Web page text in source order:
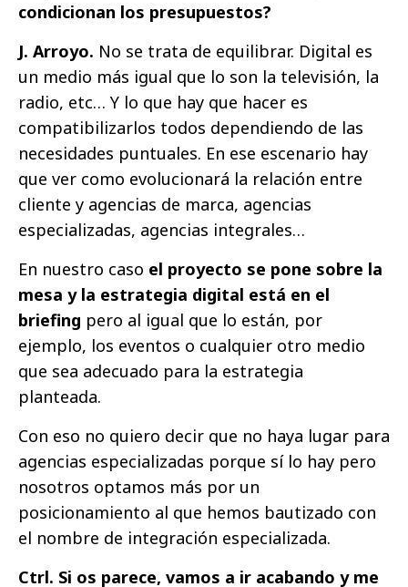
condicionan los presupuestos?
J. Arroyo. No se trata de equilibrar. Digital es
un medio más igual que lo son la televisión, la
radio, etc… Y lo que hay que hacer es
compatibilizarlos todos dependiendo de las
necesidades puntuales. En ese escenario hay
que ver como evolucionará la relación entre
cliente y agencias de marca, agencias
especializadas, agencias integrales…
En nuestro caso el proyecto se pone sobre la
mesa y la estrategia digital está en el
briefing pero al igual que lo están, por
ejemplo, los eventos o cualquier otro medio
que sea adecuado para la estrategia
planteada.
Con eso no quiero decir que no haya lugar para
agencias especializadas porque sí lo hay pero
nosotros optamos más por un
posicionamiento al que hemos bautizado con
el nombre de integración especializada.
Ctrl. Si os parece, vamos a ir acabando y me